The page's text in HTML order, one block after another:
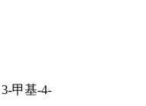
甲基-4-